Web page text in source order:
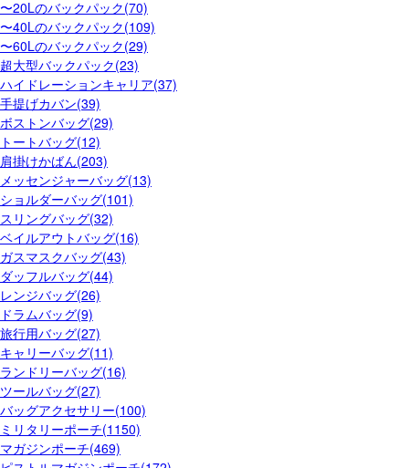
〜20Lのバックパック(70)
〜40Lのバックパック(109)
〜60Lのバックパック(29)
超大型バックパック(23)
ハイドレーションキャリア(37)
手提げカバン(39)
ボストンバッグ(29)
トートバッグ(12)
肩掛けかばん(203)
メッセンジャーバッグ(13)
ショルダーバッグ(101)
スリングバッグ(32)
ベイルアウトバッグ(16)
ガスマスクバッグ(43)
ダッフルバッグ(44)
レンジバッグ(26)
ドラムバッグ(9)
旅行用バッグ(27)
キャリーバッグ(11)
ランドリーバッグ(16)
ツールバッグ(27)
バッグアクセサリー(100)
ミリタリーポーチ(1150)
マガジンポーチ(469)